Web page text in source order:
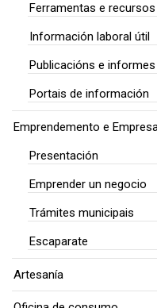
Ferramentas e recursos
Información laboral útil
Publicacións e informes
Portais de información
Emprendemento e
Presentación
Emprender un negocio
Trámites municipais
Escaparate
Artesanía